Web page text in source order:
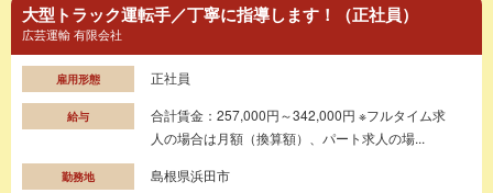
大型トラック運転手／丁寧に指導します！（正社員）
広芸運輸 有限会社
雇用形態 正社員
給与
合計賃金：257,000円～342,000円 ※フルタイム求
人の場合は月額（換算額）、パート求人の場...
勤務地 島根県浜田市